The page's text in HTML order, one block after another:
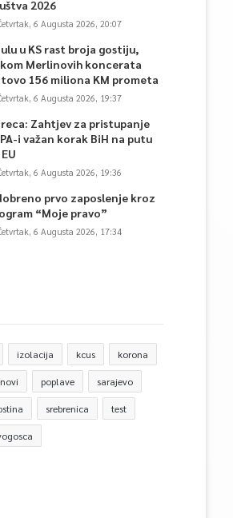
2026
6 Augusta 2026, 20:07
u KS rast broja gostiju,
Merlinovih koncerata
156 miliona KM prometa
6 Augusta 2026, 19:37
Zahtjev za pristupanje
i važan korak BiH na putu
6 Augusta 2026, 19:36
prvo zaposlenje kroz
“Moje pravo”
6 Augusta 2026, 17:34
izolacija kcus korona
novi poplave sarajevo
srebrenica test